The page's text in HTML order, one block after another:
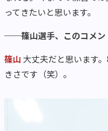
ってきたいと思います。
──篠山選手、このコメン
篠山 大丈夫だと思います
きさです（笑）。